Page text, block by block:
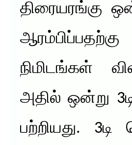
திரையரங்கு
நிமிடங்கள்
அதில் ஒன்று
பற்றியது.